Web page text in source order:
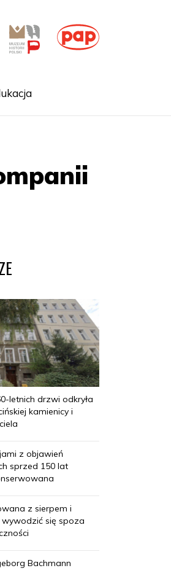
letnich drzwi odkryła
kamienicy i
z objawień
sprzed 150 lat
z sierpem i
wywodzić się spoza
Bachmann